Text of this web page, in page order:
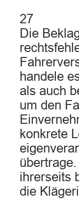
27
Die
handele
als auch
um den
konkrete
ihrerseits
die